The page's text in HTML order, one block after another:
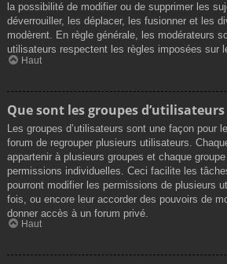
la possibilité de modifier ou de supprimer les
déverrouiller, les déplacer, les fusionner et les
modèrent. En règle générale, les modérateurs
utilisateurs respectent les règles imposées sur
Haut
Que sont les groupes d’utilisateurs
Les groupes d’utilisateurs sont une façon pour
forum de regrouper plusieurs utilisateurs.
appartenir à plusieurs groupes et chaque
permissions individuelles. Ceci facilite les
pourront modifier les permissions de plusieurs
fois, ou encore leur accorder des pouvoirs de
donner accès à un forum privé.
Haut